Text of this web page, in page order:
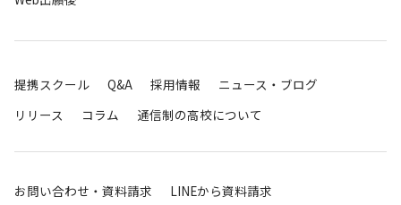
提携スクール Q&A 採用情報
ニュース・ブログ
リリース
コラム 通信制の高校について
お問い合わせ・資料請求
LINEから資料請求